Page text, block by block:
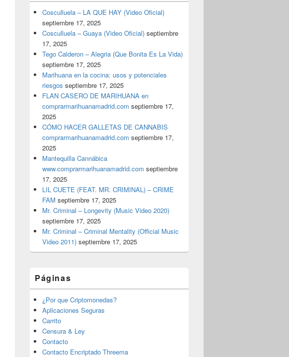
Cosculluela – LA QUE HAY (Video Oficial)
septiembre 17, 2025
Cosculluela – Guaya (Video Oficial) septiembre
17, 2025
Tego Calderon – Alegria (Que Bonita Es La Vida)
septiembre 17, 2025
Marihuana en la cocina: usos y potenciales
riesgos septiembre 17, 2025
FLAN CASERO DE MARIHUANA en
comprarmarihuanamadrid.com septiembre 17,
2025
CÓMO HACER GALLETAS DE CANNABIS
comprarmarihuanamadrid.com septiembre 17,
2025
Mantequilla Cannábica
www.comprarmarihuanamadrid.com septiembre
17, 2025
LIL CUETE (FEAT. MR. CRIMINAL) – CRIME
FAM septiembre 17, 2025
Mr. Criminal – Longevity (Music Video 2020)
septiembre 17, 2025
Mr. Criminal – Criminal Mentality (Official Music
Video 2011) septiembre 17, 2025
Páginas
¿Por que Criptomonedas?
Aplicaciones Seguras
Carrito
Censura & Ley
Contacto
Contacto Encriptado Threema